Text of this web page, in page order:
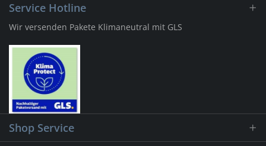
Service Hotline
Wir versenden Pakete Klimaneutral mit GLS
Shop Service